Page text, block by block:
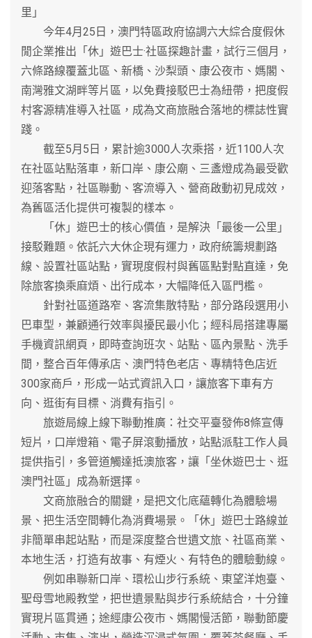
里」
今年4月25日，澳門特區政府協調六大綜合度假休
閒企業推出「休」遊巴士·社區探趣計畫，試行三個月，
六條路線覆蓋北區、新橋、沙梨頭、康公夜市、媽閣、
南灣雅文湖畔等片區，以免費接駁巴士為紐帶，把度假
村客源精准導入社區，成為文商旅融合落地的標誌性實
踐。
截至5月5日，累計逾3000人次乘搭，近1100人次
在社區站點落車，新口岸、康公廟、三盞燈成為最受歡
迎落客點，社區聯動、客流導入、營商啟動初見成效，
為舊區活化提供可複製的樣本。
「休」遊巴士的核心價值，是解決「最後一公里」
接駁難題。依託六大休企現有運力，政府統籌規劃路
線、設置社區站點，實現度假村與舊區點對點直達，免
除旅客換乘麻煩、出行成本，大幅降低入區門檻。
針對社區道路窄、客流集散特點，部分路段選用小
巴車型，兼顧通行效率與擾民最小化；經科局搭建專屬
手機資訊網頁，即時查詢班次、站點、區內景點、洗手
間，整合百年傳承店、澳門特色老店、專精特色店近
300家商戶，形成一站式資訊入口，讓旅客下車有方
向、逛街有目標、消費有指引。
旅遊局線上線下聯動推廣：社交平臺發佈8條宣傳
短片，口岸燈箱、電子屏滾動播放，站點派駐工作人員
提供指引，多管道觸達抵澳旅客，讓「坐休遊巴士、逛
澳門社區」成為新選擇。
文商旅融合的關鍵，是把文化底蘊轉化為體驗場
景、把生活空間轉化為消費場景。「休」遊巴士路線並
非簡單串起站點，而是深度整合世遺文旅、社區商業、
本地生活，打造有故事、有煙火、有特色的體驗動線。
例如串聯新口岸、環松山步行系統、東望洋炮臺、
聖母雪地殿教堂，把世遺景點與步行系統結合，十分鐘
實現片區貫通；途經康公夜市、媽閣慢活節，聯動節慶